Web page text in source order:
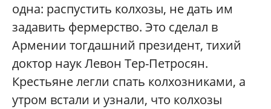
одна: распустить колхозы, не дать им
задавить фермерство. Это сделал в
Армении тогдашний президент, тихий
доктор наук Левон Тер-Петросян.
Крестьяне легли спать колхозниками, а
утром встали и узнали, что колхозы